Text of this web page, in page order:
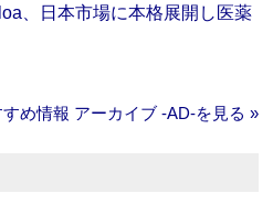
、日本市場に本格展開し医薬
め情報 アーカイブ ‐AD‐を見る »